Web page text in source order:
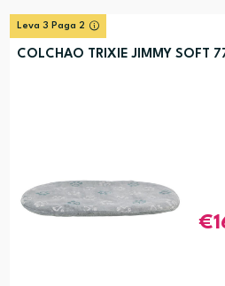
Leva 3 Paga 2
COLCHAO TRIXIE JIMMY SOFT